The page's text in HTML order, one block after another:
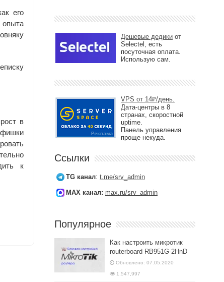
его
опыта
в
фишки
к
Дешевые дедики от
Selectel, есть
посуточная оплата.
Использую сам.
VPS от 14₽/день.
Дата-центры в 8
странах, скоростной
uptime.
Панель управления
проще некуда.
Ссылки
TG канал: t.me/srv_admin
MAX канал: max.ru/srv_admin
Популярное
Как настроить микротик
routerboard RB951G-2HnD
Обновлено: 07.05.2020
1,547,997